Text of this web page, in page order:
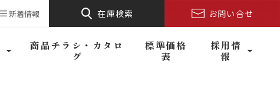
新着情報 在庫検索 お問い合せ
商品チラシ・カタロ
グ
標準価格
表
採用情
報